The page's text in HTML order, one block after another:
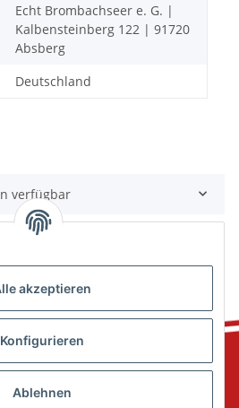
akzeptieren
Konfigurieren
Ablehnen
Echt Brombachseer e. G. |
Kalbensteinberg 122 | 91720
Absberg
Deutschland
verfügbar